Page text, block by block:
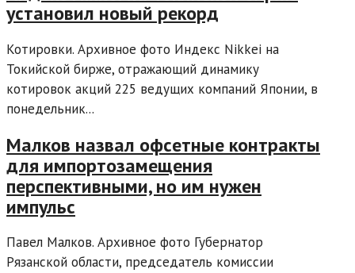
установил новый рекорд
Котировки. Архивное фото Индекс Nikkei на
Токийской бирже, отражающий динамику
котировок акций 225 ведущих компаний Японии, в
понедельник...
Малков назвал офсетные контракты
для импортозамещения
перспективными, но им нужен
импульс
Павел Малков. Архивное фото Губернатор
Рязанской области, председатель комиссии